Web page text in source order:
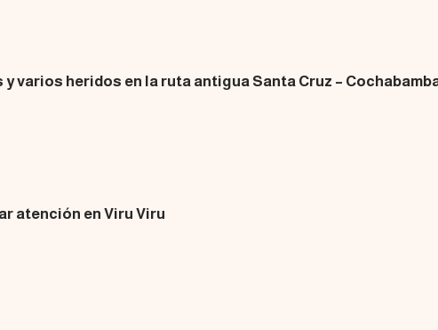
varios heridos en la ruta antigua Santa Cruz –
atención en Viru Viru